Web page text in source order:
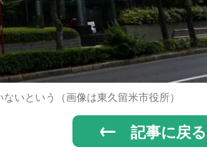
いという（画像は東久留米市役所）
記事に戻る